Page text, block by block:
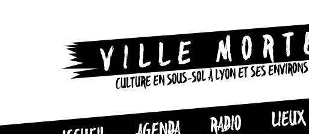
CULTURE EN SOUS-SOL À LYON ET SES ENVIRONS
RADIO LIEUX